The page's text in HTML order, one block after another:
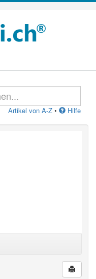
Artikel von A-Z • Hilfe